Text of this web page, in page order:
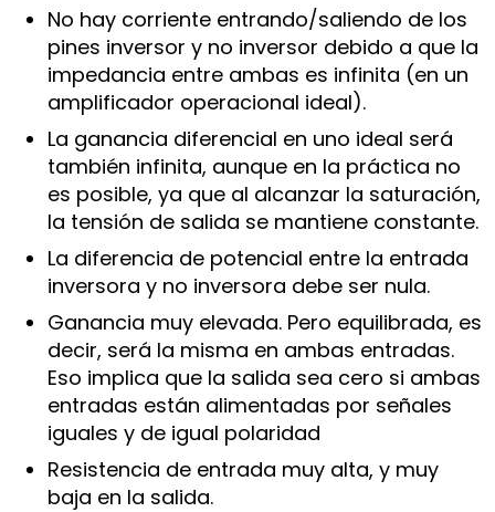
No hay corriente entrando/saliendo de los
pines inversor y no inversor debido a que la
impedancia entre ambas es infinita (en un
amplificador operacional ideal).
La ganancia diferencial en uno ideal será
también infinita, aunque en la práctica no
es posible, ya que al alcanzar la saturación,
la tensión de salida se mantiene constante.
La diferencia de potencial entre la entrada
inversora y no inversora debe ser nula.
Ganancia muy elevada. Pero equilibrada, es
decir, será la misma en ambas entradas.
Eso implica que la salida sea cero si ambas
entradas están alimentadas por señales
iguales y de igual polaridad
Resistencia de entrada muy alta, y muy
baja en la salida.